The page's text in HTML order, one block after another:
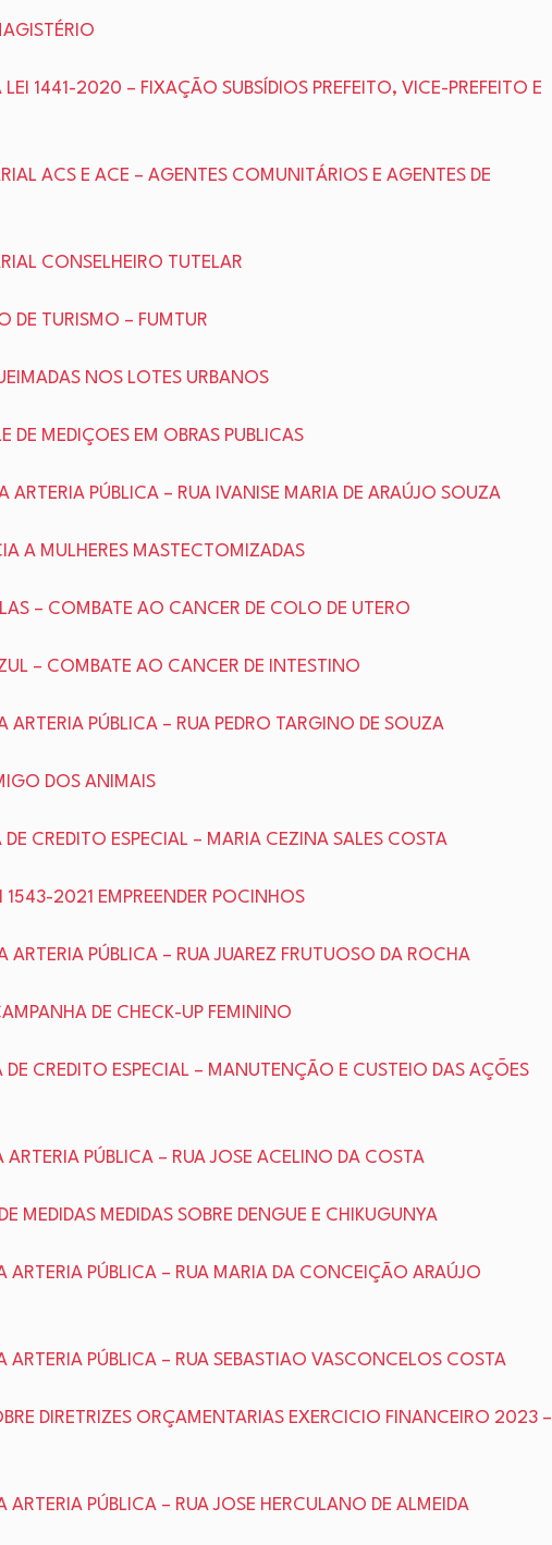
1441-2020 – FIXAÇÃO SUBSÍDIOS PREFEITO, VICE-PREFEITO E
ACS E ACE – AGENTES COMUNITÁRIOS E AGENTES DE
CONSELHEIRO TUTELAR
DE TURISMO – FUMTUR
NOS LOTES URBANOS
MEDIÇOES EM OBRAS PUBLICAS
PÚBLICA – RUA IVANISE MARIA DE ARAÚJO SOUZA
A MULHERES MASTECTOMIZADAS
– COMBATE AO CANCER DE COLO DE UTERO
– COMBATE AO CANCER DE INTESTINO
PÚBLICA – RUA PEDRO TARGINO DE SOUZA
DOS ANIMAIS
CREDITO ESPECIAL – MARIA CEZINA SALES COSTA
1543-2021 EMPREENDER POCINHOS
PÚBLICA – RUA JUAREZ FRUTUOSO DA ROCHA
DE CHECK-UP FEMININO
CREDITO ESPECIAL – MANUTENÇÃO E CUSTEIO DAS AÇÕES
PÚBLICA – RUA JOSE ACELINO DA COSTA
MEDIDAS MEDIDAS SOBRE DENGUE E CHIKUGUNYA
PÚBLICA – RUA MARIA DA CONCEIÇÃO ARAÚJO
PÚBLICA – RUA SEBASTIAO VASCONCELOS COSTA
DIRETRIZES ORÇAMENTARIAS EXERCICIO FINANCEIRO 2023 –
PÚBLICA – RUA JOSE HERCULANO DE ALMEIDA